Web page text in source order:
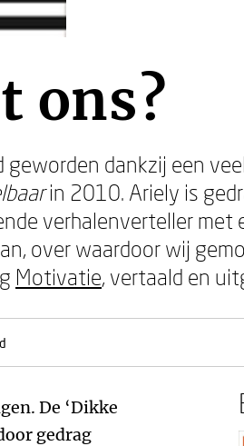
ons?
dankzij een
in 2010. Ariely is
verhalenverteller met
over waardoor wij
Motivatie, vertaald en
De ‘Dikke
gedrag